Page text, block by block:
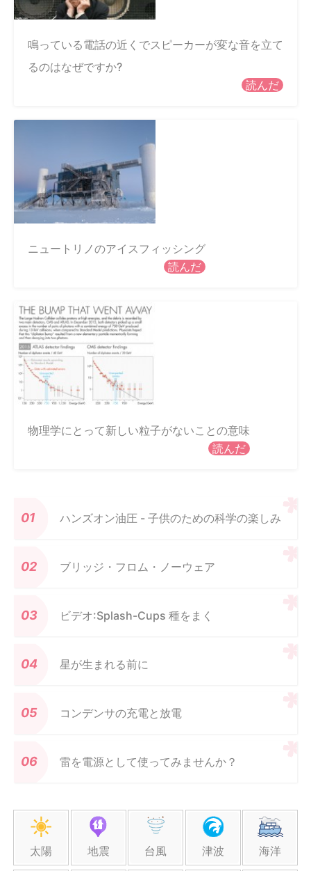
鳴っている電話の近くでスピーカーが変な音を立て
るのはなぜですか?
読んだ
ニュートリノのアイスフィッシング
読んだ
物理学にとって新しい粒子がないことの意味
読んだ
ハンズオン油圧 - 子供のための科学の楽しみ
ブリッジ・フロム・ノーウェア
ビデオ:Splash-Cups 種をまく
星が生まれる前に
コンデンサの充電と放電
雷を電源として使ってみませんか？
太陽 地震 台風 津波 海洋